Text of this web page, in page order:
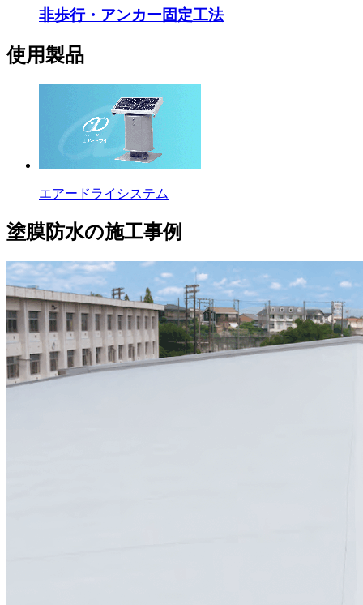
非歩行・アンカー固定工法
使用製品
エアードライシステム
塗膜防水の施工事例